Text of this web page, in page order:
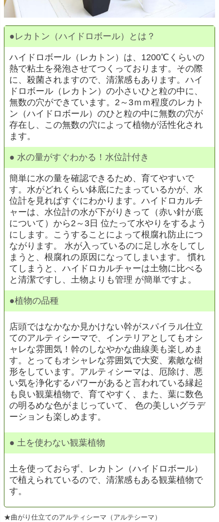
●レカトン（ハイドロボール）とは？
ハイドロボール（レカトン）は、1200℃くらいの
熱で粘土を発泡させてつくっております。その際
に、殺菌されますので、清潔感もあります。ハイ
ドロボール（レカトン）の小さいひと粒の中に、
無数の穴ができています。2～3ｍｍ程度のレカト
ン（ハイドロボール）のひと粒の中に無数の穴が
存在し、この無数の穴によって植物が活性化され
ます。
● 水の量がすぐわかる！水位計付き
簡単に水の量を確認できるため、育てやすいで
す。水がどれくらい鉢底にたまっているかが、水
位計を見ればすぐにわかります。ハイドロカルチ
ャーは、水位計の水が下がりきって（赤い針が底
について）から2～3日 位たって水やりをするよう
にします。こうすることによって根腐れ防止につ
ながります。 水が入っているのに足し水をしてし
まうと、根腐れの原因になってしまいます。 慣れ
てしまうと、ハイドロカルチャーは土物に比べる
と清潔ですし、土物よりも管理 が簡単ですよ。
●植物の品種
店頭ではなかなか見かけない幹がスパイラル仕立
てのアルティシーマで、インテリアとしてもオシ
ャレな雰囲気！幹のしなやかな曲線美も楽しめま
す。とってもオシャレな雰囲気で大変、素敵な樹
形をしています。アルティシーマは、厄除け、悪
い気を浄化するパワーがあると言われている縁起
も良い観葉植物で、育てやすく、また、葉に数色
の明るめな色がまじっていて、 色の美しいグラデ
ーションも楽しめます。
● 土を使わない観葉植物
土を使っておらず、レカトン（ハイドロボール）
で植えられているので、清潔感もある観葉植物で
す。
★曲がり仕立てのアルティシーマ（アルテシーマ）